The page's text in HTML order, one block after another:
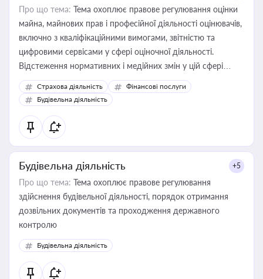
Про що тема: Тема охоплює правове регулювання оцінки
майна, майнових прав і професійної діяльності оцінювачів,
включно з кваліфікаційними вимогами, звітністю та
цифровими сервісами у сфері оціночної діяльності.
Відстеження нормативних і медійних змін у цій сфері
корисне для власника бізнесу, керівника, юриста або
бухгалтера під час оподаткування, приватизації, оренди
державного майна, корпоративних угод і перевірки
статусу суб'єктів оціночної діяльності
Страхова діяльність
Фінансові послуги
Будівельна діяльність
Будівельна діяльність +5
Про що тема: Тема охоплює правове регулювання
здійснення будівельної діяльності, порядок отримання
дозвільних документів та проходження державного
контролю
Будівельна діяльність